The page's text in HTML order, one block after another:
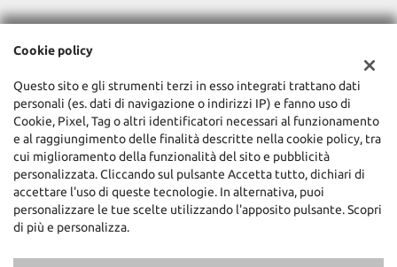
Dati fiscali:
Via Francesca V.P. 953, Monsummano Terme (PT)
C.F/P.IVA:01904480470
Registro delle imprese:PT
Cookie policy
Questo sito e gli strumenti terzi in esso integrati trattano dati
personali (es. dati di navigazione o indirizzi IP) e fanno uso di
Cookie, Pixel, Tag o altri identificatori necessari al funzionamento
e al raggiungimento delle finalità descritte nella cookie policy, tra
cui miglioramento della funzionalità del sito e pubblicità
personalizzata. Cliccando sul pulsante Accetta tutto, dichiari di
accettare l'uso di queste tecnologie. In alternativa, puoi
personalizzare le tue scelte utilizzando l'apposito pulsante. Scopri
di più e personalizza.